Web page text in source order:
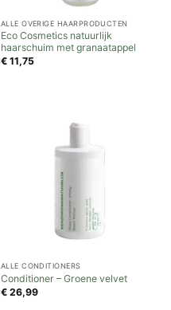
ALLE OVERIGE HAARPRODUCTEN
Eco Cosmetics natuurlijk
haarschuim met granaatappel
€11,75
ALLE CONDITIONERS
Conditioner – Groene velvet
€26,99